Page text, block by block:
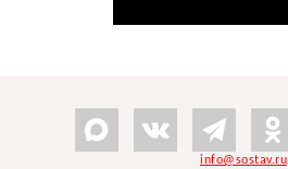
info@sostav.ru